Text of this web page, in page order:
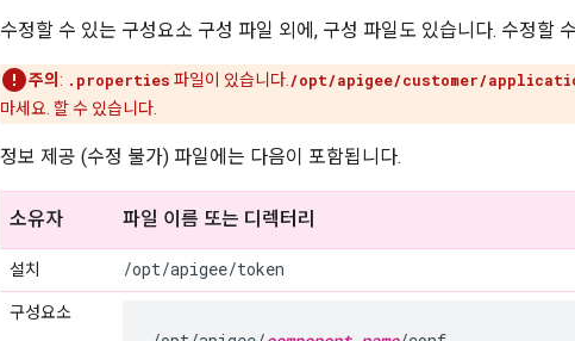
수정할 수 있는 구성요소 구성 파일 외에, 구성 파일도 있습니다. 수정할
주의 : .properties 파일이 있습니다. /opt/apigee/customer/
마세요. 할 수 있습니다.
정보 제공 (수정 불가) 파일에는 다음이 포함됩니다.
소유자 파일 이름 또는 디렉터리
설치 /opt/apigee/token
구성요소